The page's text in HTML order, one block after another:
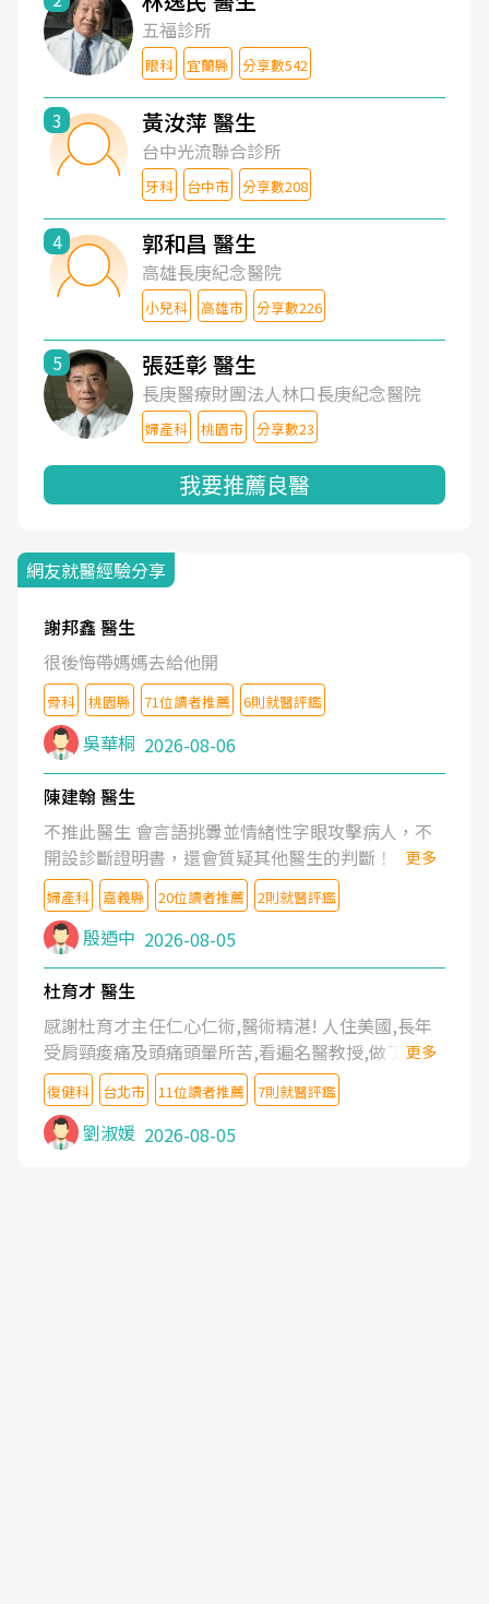
五福診所
眼科 宜蘭縣 分享數542
3 黃汝萍 醫生
台中光流聯合診所
牙科 台中市 分享數208
4 郭和昌 醫生
高雄長庚紀念醫院
小兒科 高雄市 分享數226
5 張廷彰 醫生
長庚醫療財團法人林口長庚紀念醫院
婦產科 桃園市 分享數23
我要推薦良醫
網友就醫經驗分享
謝邦鑫 醫生
很後悔帶媽媽去給他開
骨科 桃園縣 71位讀者推薦 6則就醫評鑑
吳華桐 2026-08-06
陳建翰 醫生
不推此醫生 會言語挑釁並情緒性字眼攻擊病人，不
開設診斷證明書，還會質疑其他醫生的判斷！
更多
婦產科 嘉義縣 20位讀者推薦 2則就醫評鑑
殷迺中 2026-08-05
杜育才 醫生
感謝杜育才主任仁心仁術,醫術精湛! 人住美國,長年
受肩頸痠痛及頭痛頭暈所苦,看遍名醫教授,做了各種
檢查,也嘗試過西醫打針,中醫針灸及物理徒手治療都
沒有用,後來連吃到嗎啡類止痛藥都效果有限,只是壓
症狀,沒多久就痛起來,多年失眠嚴重影響生活品質.
台灣親友介紹忠孝醫院杜育才主任是頸頭症候群專
更多
復健科 台北市 11位讀者推薦 7則就醫評鑑
劉淑媛 2026-08-05